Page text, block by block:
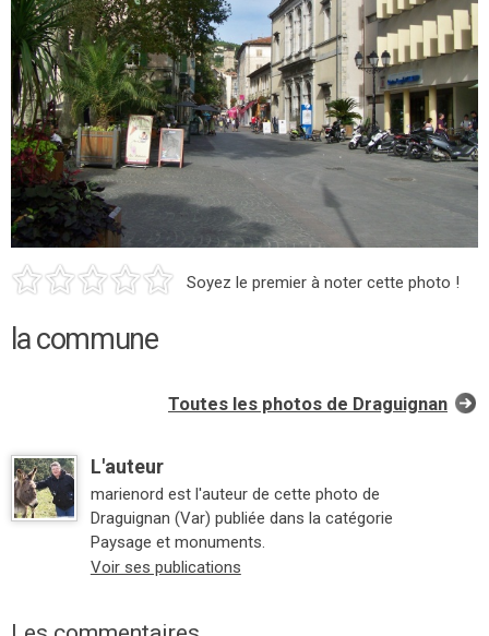
Soyez le premier à noter cette photo !
la commune
Toutes les photos de Draguignan
L'auteur
marienord est l'auteur de cette photo de
Draguignan (Var) publiée dans la catégorie
Paysage et monuments.
Voir ses publications